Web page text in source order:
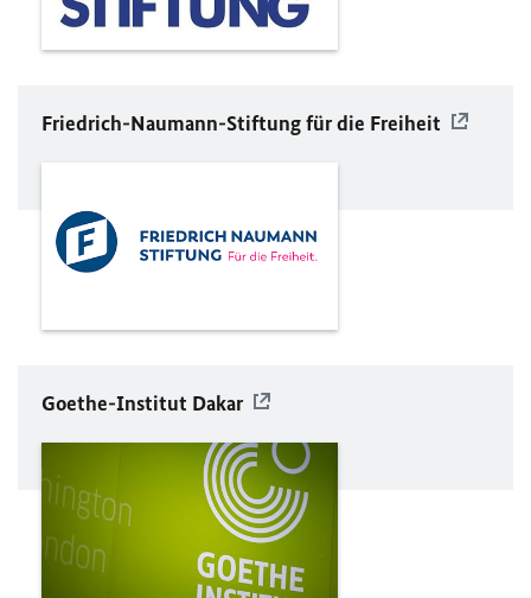
Friedrich-Naumann-Stiftung für die Freiheit
Goethe-Institut Dakar